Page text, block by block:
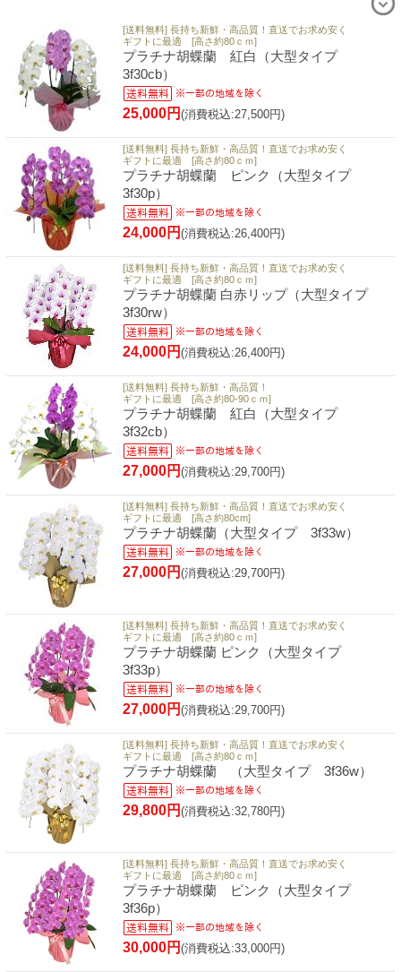
[送料無料] 長持ち新鮮・高品質！直送でお求め安く
ギフトに最適 [高さ約80ｃｍ]
プラチナ胡蝶蘭 紅白（大型タイプ
3f30cb）
25,000円 (消費税込:27,500円)
[送料無料] 長持ち新鮮・高品質！直送でお求め安く
ギフトに最適 [高さ約80ｃｍ]
プラチナ胡蝶蘭 ピンク（大型タイプ
3f30p）
24,000円 (消費税込:26,400円)
[送料無料] 長持ち新鮮・高品質！直送でお求め安く
ギフトに最適 [高さ約80ｃｍ]
プラチナ胡蝶蘭 白赤リップ（大型タイプ
3f30rw）
24,000円 (消費税込:26,400円)
[送料無料] 長持ち新鮮・高品質！
ギフトに最適 [高さ約80-90ｃｍ]
プラチナ胡蝶蘭 紅白（大型タイプ
3f32cb）
27,000円 (消費税込:29,700円)
[送料無料] 長持ち新鮮・高品質！直送でお求め安く
ギフトに最適 [高さ約80cm]
プラチナ胡蝶蘭（大型タイプ 3f33w）
27,000円 (消費税込:29,700円)
[送料無料] 長持ち新鮮・高品質！直送でお求め安く
ギフトに最適 [高さ約80ｃｍ]
プラチナ胡蝶蘭 ピンク（大型タイプ
3f33p）
27,000円 (消費税込:29,700円)
[送料無料] 長持ち新鮮・高品質！直送でお求め安く
ギフトに最適 [高さ約80ｃｍ]
プラチナ胡蝶蘭 （大型タイプ 3f36w）
29,800円 (消費税込:32,780円)
[送料無料] 長持ち新鮮・高品質！直送でお求め安く
ギフトに最適 [高さ約80ｃｍ]
プラチナ胡蝶蘭 ピンク（大型タイプ
3f36p）
30,000円 (消費税込:33,000円)